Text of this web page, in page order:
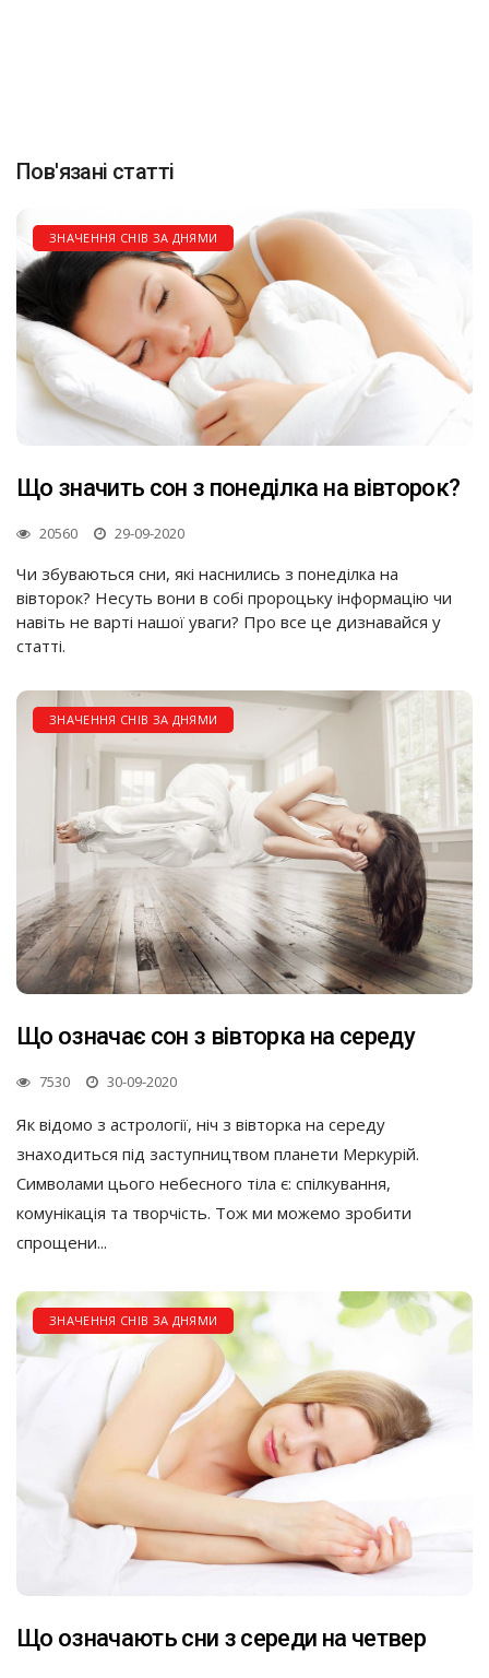
Пов'язані статті
ЗНАЧЕННЯ СНІВ ЗА ДНЯМИ
Що значить сон з понеділка на вівторок?
20560 29-09-2020
Чи збуваються сни, які наснились з понеділка на
вівторок? Несуть вони в собі пророцьку інформацію чи
навіть не варті нашої уваги? Про все це дизнавайся у
статті.
ЗНАЧЕННЯ СНІВ ЗА ДНЯМИ
Що означає сон з вівторка на середу
7530 30-09-2020
Як відомо з астрології, ніч з вівторка на середу
знаходиться під заступництвом планети Меркурій.
Символами цього небесного тіла є: спілкування,
комунікація та творчість. Тож ми можемо зробити
спрощени...
ЗНАЧЕННЯ СНІВ ЗА ДНЯМИ
Що означають сни з середи на четвер